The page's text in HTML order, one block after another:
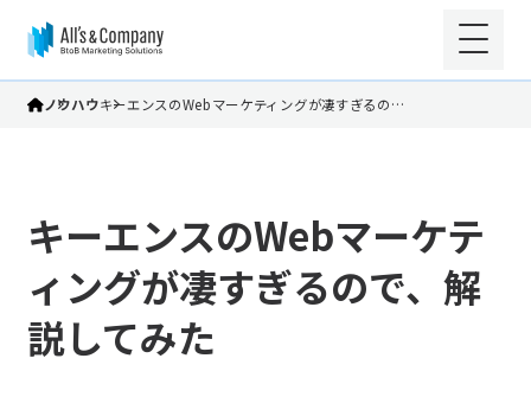
ノウハウキーエンスのWebマーケティングが凄すぎるの…
キーエンスのWebマーケテ
ィングが凄すぎるので、解
説してみた